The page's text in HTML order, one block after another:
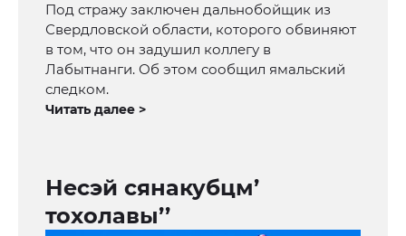
Под стражу заключен дальнобойщик из
Свердловской области, которого обвиняют
в том, что он задушил коллегу в
Лабытнанги. Об этом сообщил ямальский
следком.
Читать далее >
Несэй сянакубцм’
тохолавы’’